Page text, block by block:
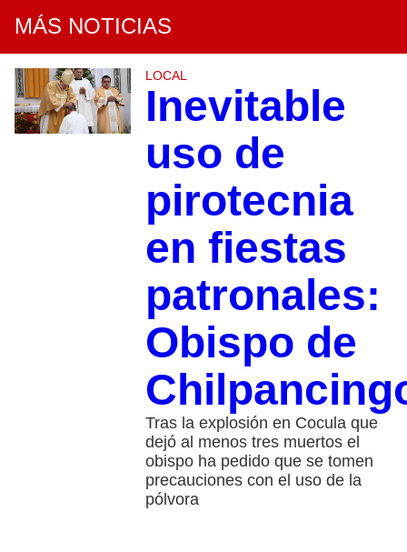
MÁS NOTICIAS
LOCAL
Inevitable
uso de
pirotecnia
en fiestas
patronales:
Obispo de
Tras la explosión en Cocula que
dejó al menos tres muertos el
obispo ha pedido que se tomen
precauciones con el uso de la
pólvora